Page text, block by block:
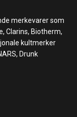
merkevarer som
Clarins, Biotherm,
kultmerker
Drunk